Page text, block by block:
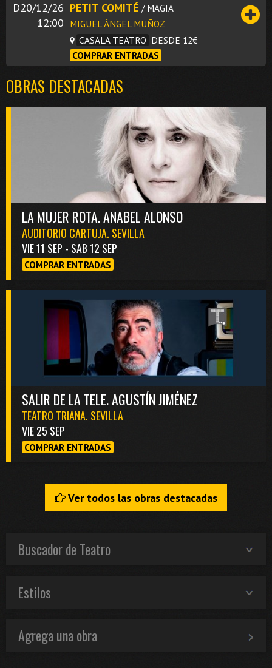
D20/12/26
12:00
PETIT COMITÉ / MAGIA
MIGUEL ÁNGEL MUÑOZ
CASALA TEATRO DESDE 12€
COMPRAR ENTRADAS
OBRAS DESTACADAS
LA MUJER ROTA. ANABEL ALONSO
AUDITORIO CARTUJA. SEVILLA
VIE 11 SEP - SAB 12 SEP
COMPRAR ENTRADAS
SALIR DE LA TELE. AGUSTÍN JIMÉNEZ
TEATRO TRIANA. SEVILLA
VIE 25 SEP
COMPRAR ENTRADAS
Ver todos las obras destacadas
Buscador de Teatro
Estilos
Agrega una obra